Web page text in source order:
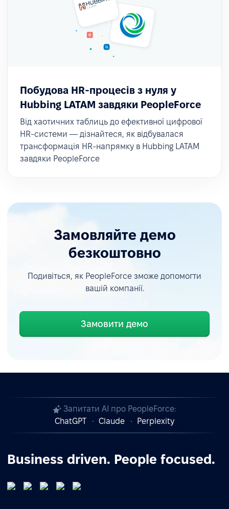
Побудова HR-процесів з нуля у
Hubbing LATAM завдяки PeopleForce
Від хаотичних таблиць до ефективної цифрової
HR-системи — дізнайтеся, як відбувалася
трансформація HR-напрямку в Hubbing LATAM
завдяки PeopleForce
Замовляйте демо
безкоштовно
Подивіться, як PeopleForce зможе допомогти
вашій компанії.
Замовити демо
Запитати AI про PeopleForce:
ChatGPT
Claude Perplexity
Business driven. People focused.